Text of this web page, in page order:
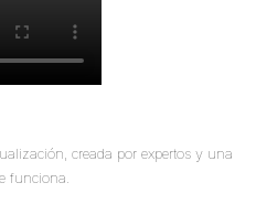
creada por expertos y una
funciona.